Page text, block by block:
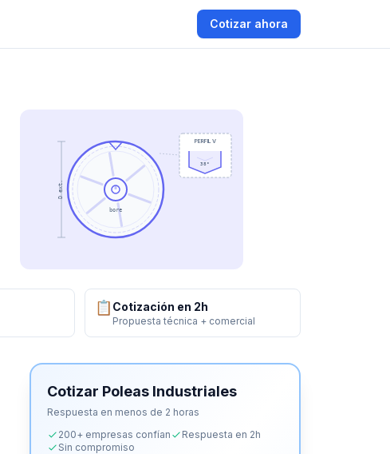
Cotizar ahora
PERFIL V
38°
D ext.
bore
📋 Cotización en 2h
Propuesta técnica + comercial
Cotizar Poleas Industriales
Respuesta en menos de 2 horas
200+ empresas confían
Respuesta en 2h
Sin compromiso